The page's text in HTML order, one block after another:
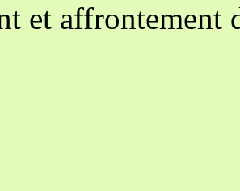
et affrontement